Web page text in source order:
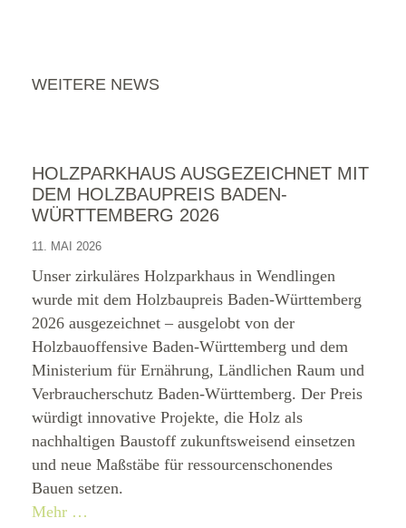
WEITERE NEWS
HOLZPARKHAUS AUSGEZEICHNET MIT
DEM HOLZBAUPREIS BADEN-
WÜRTTEMBERG 2026
11. MAI 2026
Unser zirkuläres Holzparkhaus in Wendlingen
wurde mit dem Holzbaupreis Baden-Württemberg
2026 ausgezeichnet – ausgelobt von der
Holzbauoffensive Baden-Württemberg und dem
Ministerium für Ernährung, Ländlichen Raum und
Verbraucherschutz Baden-Württemberg. Der Preis
würdigt innovative Projekte, die Holz als
nachhaltigen Baustoff zukunftsweisend einsetzen
und neue Maßstäbe für ressourcenschonendes
Bauen setzen.
Mehr …